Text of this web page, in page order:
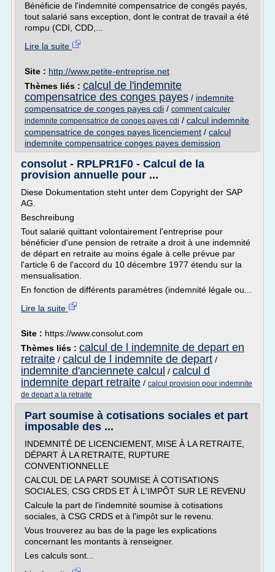
Bénéficie de l'indemnité compensatrice de congés payés,
tout salarié sans exception, dont le contrat de travail a été
rompu (CDI, CDD,...
Lire la suite
Site : http://www.petite-entreprise.net
Thèmes liés : calcul de l'indemnite
compensatrice des conges payes / indemnite
compensatrice de conges payes cdi / comment calculer
indemnite compensatrice de conges payes cdi / calcul indemnite
compensatrice de conges payes licenciement / calcul
indemnite compensatrice conges payes demission
consolut - RPLPR1F0 - Calcul de la
provision annuelle pour ...
Diese Dokumentation steht unter dem Copyright der SAP
AG.
Beschreibung
Tout salarié quittant volontairement l'entreprise pour
bénéficier d'une pension de retraite a droit à une indemnité
de départ en retraite au moins égale à celle prévue par
l'article 6 de l'accord du 10 décembre 1977 étendu sur la
mensualisation.
En fonction de différents paramètres (indemnité légale ou...
Lire la suite
Site : https://www.consolut.com
Thèmes liés : calcul de l indemnite de depart en
retraite / calcul de l indemnite de depart /
indemnite d'anciennete calcul / calcul d
indemnite depart retraite / calcul provision pour indemnite
de depart a la retraite
Part soumise à cotisations sociales et part
imposable des ...
INDEMNITÉ DE LICENCIEMENT, MISE À LA RETRAITE,
DÉPART À LA RETRAITE, RUPTURE
CONVENTIONNELLE
CALCUL DE LA PART SOUMISE À COTISATIONS
SOCIALES, CSG CRDS ET À L'IMPÔT SUR LE REVENU
Calcule la part de l'indemnité soumise à cotisations
sociales, à CSG CRDS et à l'impôt sur le revenu.
Vous trouverez au bas de la page les explications
concernant les montants à renseigner.
Les calculs sont...